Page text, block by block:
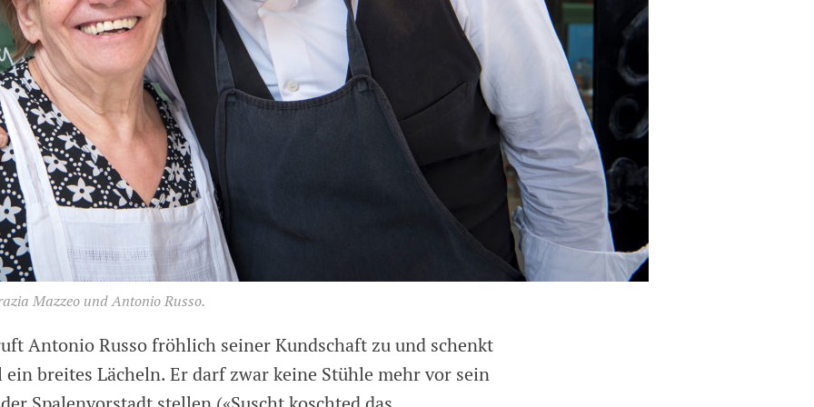
Mazzeo und Antonio Russo.
Antonio Russo fröhlich seiner Kundschaft zu und schenkt
breites Lächeln. Er darf zwar keine Stühle mehr vor sein